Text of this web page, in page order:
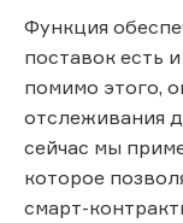
Функция
поставок есть
помимо этого,
отслеживания
сейчас мы
которое
смарт-